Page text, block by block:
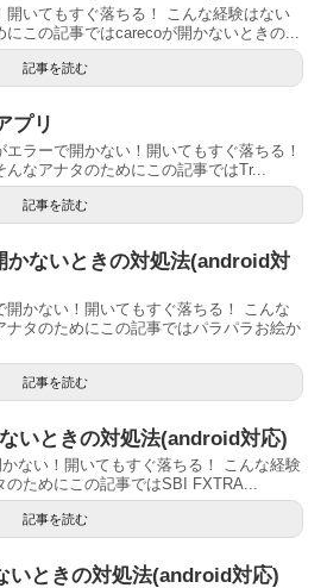
いてもすぐ落ちる！ こんな経験はない
この記事ではcarecoが開かないときの...
記事を読む
プリ
ラーで開かない！開いてもすぐ落ちる！
なアナタのためにこの記事ではTr...
記事を読む
かないときの対処法(android対
開かない！開いてもすぐ落ちる！ こんな
タのためにこの記事ではパラパラお絵か
記事を読む
いときの対処法(android対応)
ない！開いてもすぐ落ちる！ こんな経験
ためにこの記事ではSBI FXTRA...
記事を読む
いときの対処法(android対応)